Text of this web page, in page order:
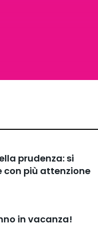
prudenza: si
con più attenzione
in vacanza!